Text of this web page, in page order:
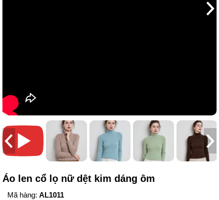
Áo len cổ lọ nữ dệt kim dáng ôm
Mã hàng: AL1011